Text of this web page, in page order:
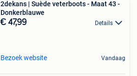
2dekans | Suède veterboots - Maat 43 -
Donkerblauwe
€ 47,99 Details
Bezoek website Vandaag